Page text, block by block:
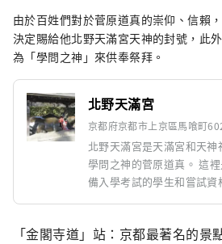
由於百姓們對於菅原道真的崇仰、信賴
決定賜給他北野天滿宮天神的封號，此
為「學問之神」來供奉祭拜。
北野天滿宮
京都府京都市上京區馬喰町
北野天滿宮是天滿宮和天
學問之神的菅原道真。 這
備入學考試的學生和嘗試資
「金閣寺道」站：京都最著名的景